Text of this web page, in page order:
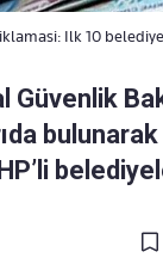
Ilk 10
Güvenlik